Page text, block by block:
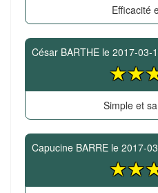
Efficacité
César BARTHE le 2017-03-
Simple et
Capucine BARRE le 2017-